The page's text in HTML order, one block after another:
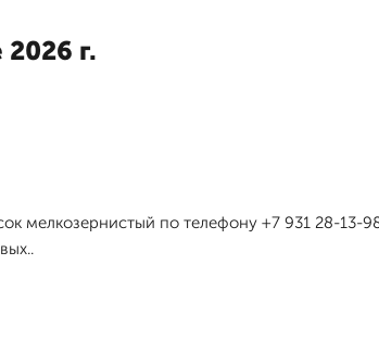
г.
мелкозернистый по телефону +7 931 28-